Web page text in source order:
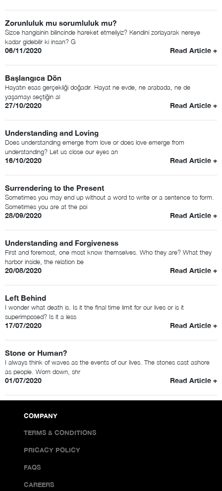
Zorunluluk mu sorumluluk mu?
Sizce hangisinin bilincinde hareket etmeliyiz? Kendini zorlayarak nereye
kadar gidebilir ki insan? G
06/11/2020 Read Article +
Başlangıca Dön
Hayatın esas gerçekliği doğadır. Hayat ne evde, ne arabada, ne de
yaşamayı seçtiğin al
27/10/2020 Read Article +
Understanding and Loving
Does understanding emerge from love or does love emerge from
understanding? Let us close our eyes an
16/10/2020 Read Article +
Surrendering to the Present
Sometimes you may end up without a word to write or a sentence to form.
Sometimes you are at the poi
28/09/2020 Read Article +
Understanding and Forgiveness
First and foremost, one most know themselves. Who they are? What they
harbor inside, the relation be
20/08/2020 Read Article +
Left Behind
I wonder what death is. Is it the final time limit for our lives or is it
superimposed? Is it a less
17/07/2020 Read Article +
Stone or Human?
I always think of waves as the events of our lives. The stones cast ashore
as people. Worn down, shr
01/07/2020 Read Article +
COMPANY
TERMS & CONDITIONS
PRICACY POLICY
FAQS
CAREERS